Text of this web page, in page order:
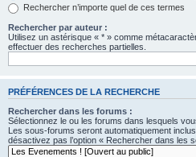
Rechercher n’importe quel de ces termes
Rechercher par auteur :
Utilisez un astérisque « * » comme
effectuer des recherches partielles.
PRÉFÉRENCES DE LA RECHERCHE
Rechercher dans les forums :
Sélectionnez le ou les forums dans lesquels
Les sous-forums seront automatiquement
désactivez pas l’option « Rechercher dans les